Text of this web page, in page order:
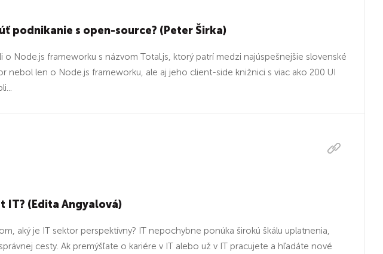
podnikanie s open-source? (Peter Širka)
Node.js frameworku s názvom Total.js, ktorý patrí medzi najúspešnejšie slovenské
nebol len o Node.js frameworku, ale aj jeho client-side knižnici s viac ako 200 UI
IT? (Edita Angyalová)
aký je IT sektor perspektívny? IT nepochybne ponúka širokú škálu uplatnenia,
cesty. Ak premýšľate o kariére v IT alebo už v IT pracujete a hľadáte nové